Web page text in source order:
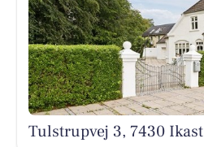
Tulstrupvej 3, 7430 Ikast